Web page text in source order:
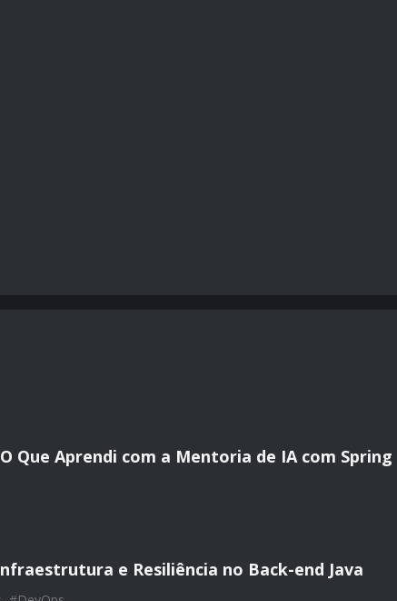
Que Aprendi com a Mentoria de IA com Spring
e Resiliência no Back-end Java